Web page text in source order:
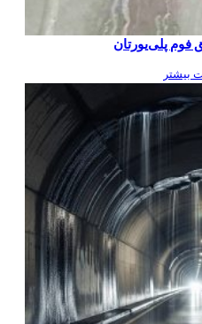
فوم پلی‌یورتان
بیشتر